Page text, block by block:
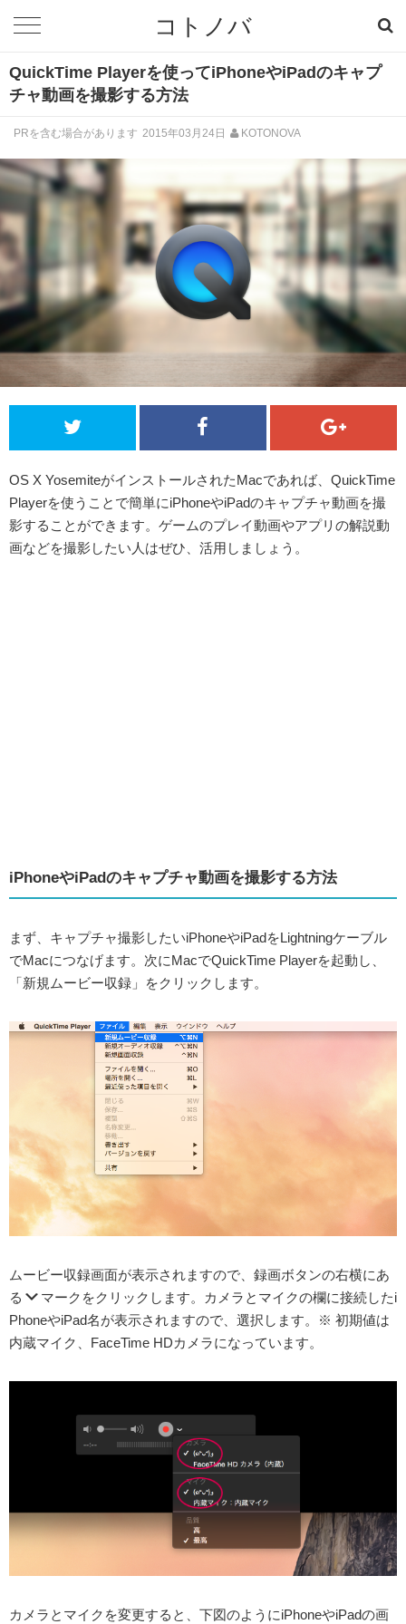
コトノバ
QuickTime Playerを使ってiPhoneやiPadのキャプ
チャ動画を撮影する方法
PRを含む場合があります 2015年03月24日 KOTONOVA
OS X YosemiteがインストールされたMacであれば、QuickTime
Playerを使うことで簡単にiPhoneやiPadのキャプチャ動画を撮
影することができます。ゲームのプレイ動画やアプリの解説動
画などを撮影したい人はぜひ、活用しましょう。
iPhoneやiPadのキャプチャ動画を撮影する方法
まず、キャプチャ撮影したいiPhoneやiPadをLightningケーブル
でMacにつなげます。次にMacでQuickTime Playerを起動し、
「新規ムービー収録」をクリックします。
ムービー収録画面が表示されますので、録画ボタンの右横にあ
る
マークをクリックします。カメラとマイクの欄に接続したi
PhoneやiPad名が表示されますので、選択します。※ 初期値は
内蔵マイク、FaceTime HDカメラになっています。
カメラとマイクを変更すると、下図のようにiPhoneやiPadの画